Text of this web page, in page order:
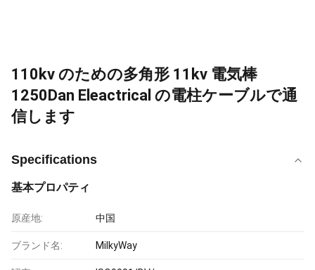
110kv のための多角形 11kv 電気棒
1250Dan Eleactrical の電柱ケーブルで通
信します
Specifications
基本プロパティ
原産地: 中国
ブランド名: MilkyWay